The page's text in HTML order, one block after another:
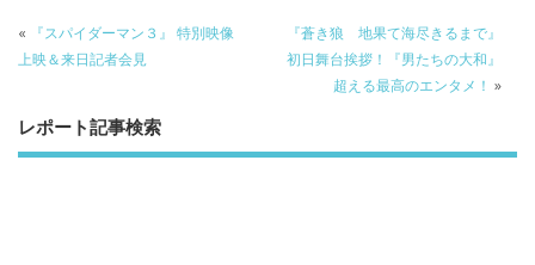
k
«
『スパイダーマン３』 特別映像
上映＆来日記者会見
『蒼き狼 地果て海尽きるまで』
初日舞台挨拶！『男たちの大和』
超える最高のエンタメ！ »
レポート記事検索